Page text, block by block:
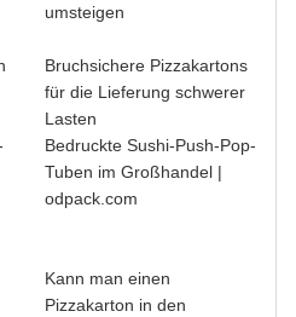
umsteigen
Bruchsichere Pizzakartons
für die Lieferung schwerer
Lasten
Bedruckte Sushi-Push-Pop-
Tuben im Großhandel |
odpack.com
Kann man einen
Pizzakarton in den